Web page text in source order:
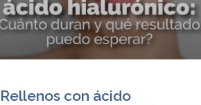
Rellenos con ácido